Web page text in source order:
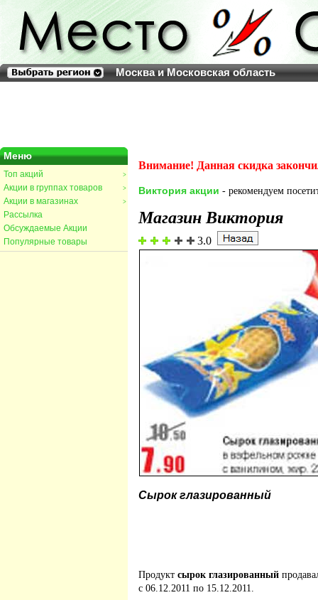
Москва и Московская область
Меню
>
Топ акций
>
Акции в группах товаров
>
Акции в магазинах
Рассылка
Обсуждаемые Акции
Популярные товары
Внимание! Данная скидка
Виктория акции - рекомендуем
Магазин Виктория
3.0
Сырок глазированный
Продукт сырок глазированный
с 06.12.2011 по 15.12.2011.